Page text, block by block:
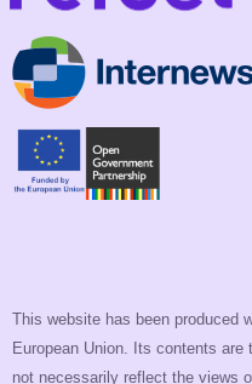
This website has been produced
European Union. Its contents
not necessarily reflect the views